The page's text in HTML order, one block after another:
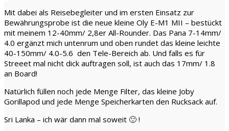
Mit dabei als Reisebegleiter und im ersten Einsatz zur
Bewährungsprobe ist die neue kleine Oly E-M1 MII – bestückt
mit meinem 12-40mm/ 2,8er All-Rounder. Das Pana 7-14mm/
4.0 ergänzt mich untenrum und oben rundet das kleine leichte
40-150mm/ 4.0-5.6 den Tele-Bereich ab. Und falls es für
Streeet mal nicht dick auftragen soll, ist auch das 17mm/ 1.8
an Board!
Natürlich füllen noch jede Menge Filter, das kleine Joby
Gorillapod und jede Menge Speicherkarten den Rucksack auf.
Sri Lanka – ich wär dann mal soweit 🙂 !